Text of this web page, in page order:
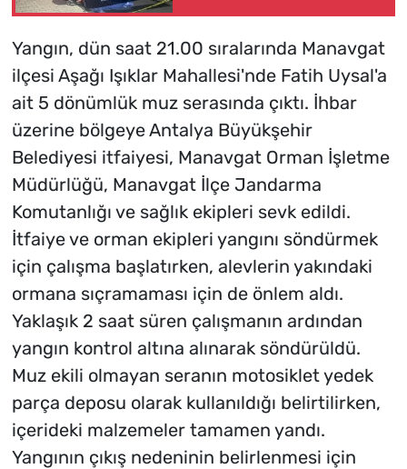
Yangın, dün saat 21.00 sıralarında Manavgat
ilçesi Aşağı Işıklar Mahallesi'nde Fatih Uysal'a
ait 5 dönümlük muz serasında çıktı. İhbar
üzerine bölgeye Antalya Büyükşehir
Belediyesi itfaiyesi, Manavgat Orman İşletme
Müdürlüğü, Manavgat İlçe Jandarma
Komutanlığı ve sağlık ekipleri sevk edildi.
İtfaiye ve orman ekipleri yangını söndürmek
için çalışma başlatırken, alevlerin yakındaki
ormana sıçramaması için de önlem aldı.
Yaklaşık 2 saat süren çalışmanın ardından
yangın kontrol altına alınarak söndürüldü.
Muz ekili olmayan seranın motosiklet yedek
parça deposu olarak kullanıldığı belirtilirken,
içerideki malzemeler tamamen yandı.
Yangının çıkış nedeninin belirlenmesi için